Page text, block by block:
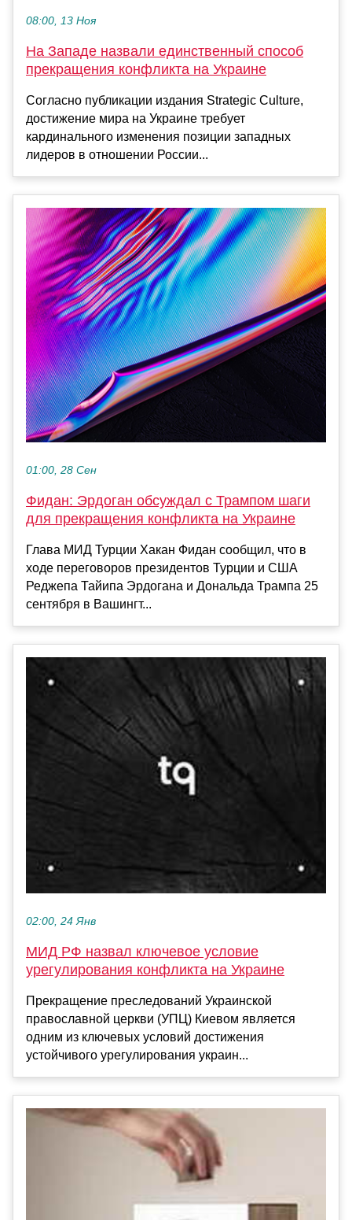
08:00, 13 Ноя
На Западе назвали единственный способ
прекращения конфликта на Украине
Согласно публикации издания Strategic Culture,
достижение мира на Украине требует
кардинального изменения позиции западных
лидеров в отношении России...
01:00, 28 Сен
Фидан: Эрдоган обсуждал с Трампом шаги
для прекращения конфликта на Украине
Глава МИД Турции Хакан Фидан сообщил, что в
ходе переговоров президентов Турции и США
Реджепа Тайипа Эрдогана и Дональда Трампа 25
сентября в Вашингт...
02:00, 24 Янв
МИД РФ назвал ключевое условие
урегулирования конфликта на Украине
Прекращение преследований Украинской
православной церкви (УПЦ) Киевом является
одним из ключевых условий достижения
устойчивого урегулирования украин...